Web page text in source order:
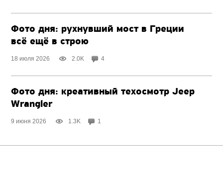
Фото дня: рухнувший мост в Греции
всё ещё в строю
18 июля 2026 2.0K 4
Фото дня: креативный техосмотр Jeep
Wrangler
9 июня 2026 1.3K 1